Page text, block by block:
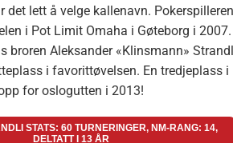
det lett å velge kallenavn.
i Pot Limit Omaha i Gøteborg i
broren Aleksander «Klinsmann»
i favorittøvelsen. En tredjeplass
for oslogutten i 2013!